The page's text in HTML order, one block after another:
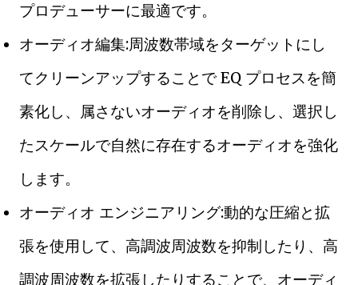
プロデューサーに最適です。
オーディオ編集:周波数帯域をターゲットにし
てクリーンアップすることで EQ プロセスを簡
素化し、属さないオーディオを削除し、選択し
たスケールで自然に存在するオーディオを強化
します。
オーディオ エンジニアリング:動的な圧縮と拡
張を使用して、高調波周波数を抑制したり、高
調波周波数を拡張したりすることで、オーディ